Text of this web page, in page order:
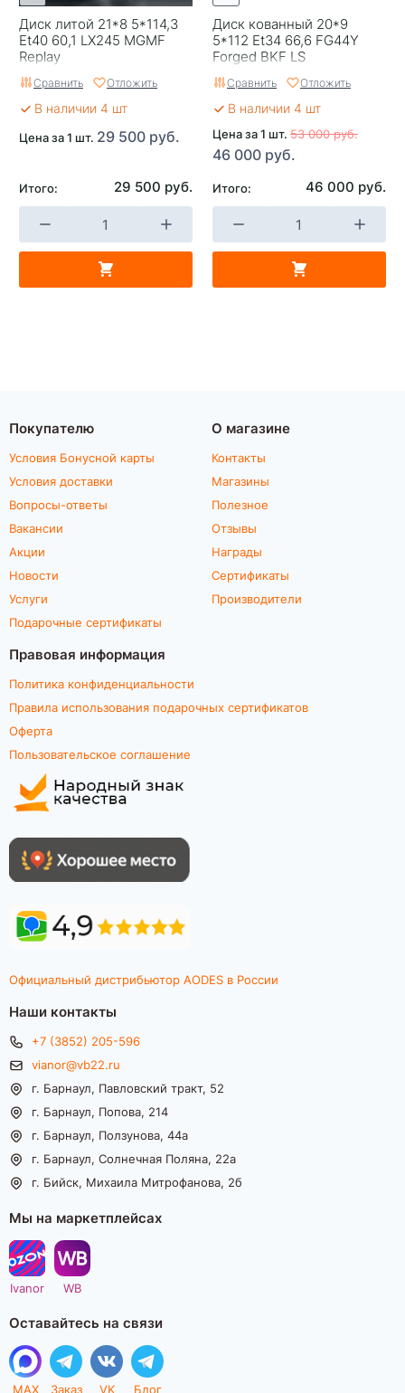
Диск литой 21*8 5*114,3
Et40 60,1 LX245 MGMF
Replay
Сравнить Отложить
В наличии 4 шт
Цена за 1 шт. 29 500 руб.
Итого: 29 500 руб.
Диск кованный 20*9
5*112 Et34 66,6 FG44Y
Forged BKF LS
Сравнить Отложить
В наличии 4 шт
Цена за 1 шт. 53 000 руб.
46 000 руб.
Итого: 46 000 руб.
Покупателю
Условия Бонусной карты
Условия доставки
Вопросы-ответы
Вакансии
Акции
Новости
Услуги
Подарочные сертификаты
О магазине
Контакты
Магазины
Полезное
Отзывы
Награды
Сертификаты
Производители
Правовая информация
Политика конфиденциальности
Правила использования подарочных сертификатов
Оферта
Пользовательское соглашение
Официальный дистрибьютор AODES в России
Наши контакты
+7 (3852) 205-596
vianor@vb22.ru
г. Барнаул, Павловский тракт, 52
г. Барнаул, Попова, 214
г. Барнаул, Ползунова, 44а
г. Барнаул, Солнечная Поляна, 22а
г. Бийск, Михаила Митрофанова, 2б
Мы на маркетплейсах
Ivanor WB
Оставайтесь на связи
MAX Заказ VK Блог